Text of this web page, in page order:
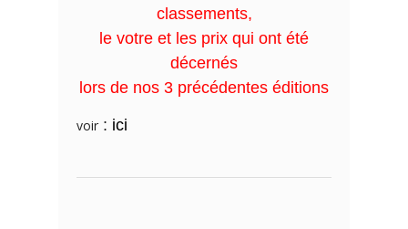
classements,
le votre et les prix qui ont été
décernés
lors de nos 3 précédentes éditions
voir : ici